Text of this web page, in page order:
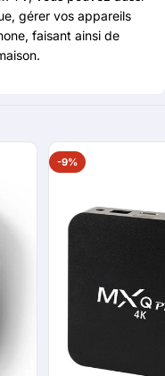
gérer vos appareils
faisant ainsi de
-9%